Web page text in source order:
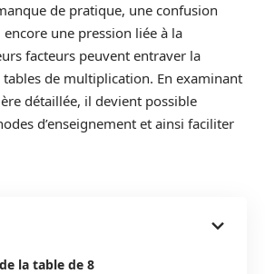
de pratique, une confusion
une pression liée à la
facteurs peuvent entraver la
de multiplication. En examinant
détaillée, il devient possible
d’enseignement et ainsi faciliter
la table de 8